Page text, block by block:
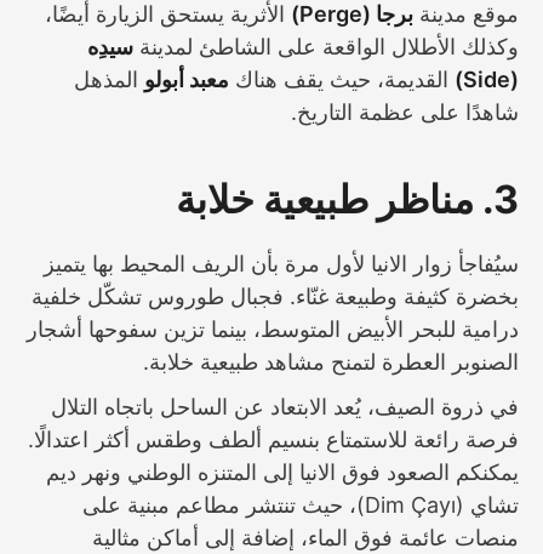
موقع مدينة برجا (Perge)
الأثرية يستحق الزيارة أيضًا،
وكذلك الأطلال الواقعة على الشاطئ لمدينة سيدِه
(Side)
القديمة، حيث يقف هناك معبد أبولو المذهل
شاهدًا على عظمة التاريخ.
3. مناظر طبيعية خلابة
سيُفاجأ زوار الانيا لأول مرة بأن الريف المحيط بها يتميز
بخضرة كثيفة وطبيعة غنّاء. فجبال طوروس تشكّل خلفية
درامية للبحر الأبيض المتوسط، بينما تزين سفوحها أشجار
الصنوبر العطرة لتمنح مشاهد طبيعية خلابة.
في ذروة الصيف، يُعد الابتعاد عن الساحل باتجاه التلال
فرصة رائعة للاستمتاع بنسيم ألطف وطقس أكثر اعتدالًا.
يمكنكم الصعود فوق الانيا إلى المتنزه الوطني ونهر ديم
تشاي (Dim Çayı)، حيث تنتشر مطاعم مبنية على
منصات عائمة فوق الماء، إضافة إلى أماكن مثالية